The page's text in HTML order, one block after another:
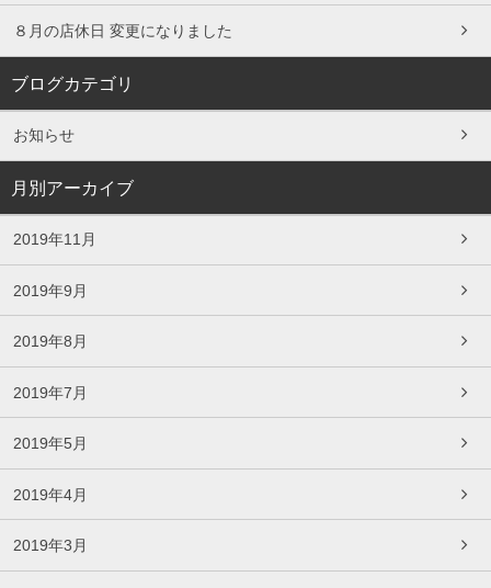
８月の店休日 変更になりました
ブログカテゴリ
お知らせ
月別アーカイブ
2019年11月
2019年9月
2019年8月
2019年7月
2019年5月
2019年4月
2019年3月